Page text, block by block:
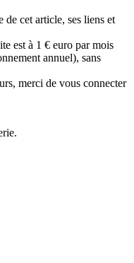
de cet article, ses liens et
est à 1 € euro par mois
annuel), sans
merci de vous connecter